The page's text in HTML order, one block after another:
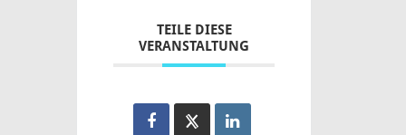
TEILE DIESE
VERANSTALTUNG